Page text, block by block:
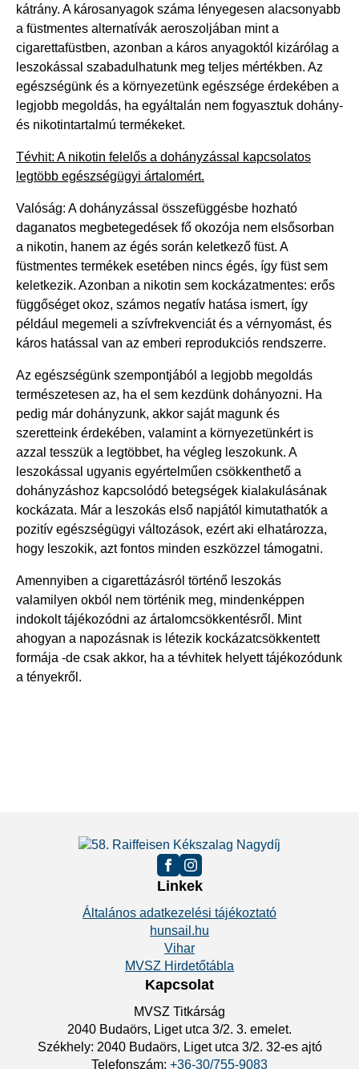
kátrány. A károsanyagok száma lényegesen alacsonyabb
a füstmentes alternatívák aeroszoljában mint a
cigarettafüstben, azonban a káros anyagoktól kizárólag a
leszokással szabadulhatunk meg teljes mértékben. Az
egészségünk és a környezetünk egészsége érdekében a
legjobb megoldás, ha egyáltalán nem fogyasztuk dohány-
és nikotintartalmú termékeket.
Tévhit: A nikotin felelős a dohányzással kapcsolatos
legtöbb egészségügyi ártalomért.
Valóság: A dohányzással összefüggésbe hozható
daganatos megbetegedések fő okozója nem elsősorban
a nikotin, hanem az égés során keletkező füst. A
füstmentes termékek esetében nincs égés, így füst sem
keletkezik. Azonban a nikotin sem kockázatmentes: erős
függőséget okoz, számos negatív hatása ismert, így
például megemeli a szívfrekvenciát és a vérnyomást, és
káros hatással van az emberi reprodukciós rendszerre.
Az egészségünk szempontjából a legjobb megoldás
természetesen az, ha el sem kezdünk dohányozni. Ha
pedig már dohányzunk, akkor saját magunk és
szeretteink érdekében, valamint a környezetünkért is
azzal tesszük a legtöbbet, ha végleg leszokunk. A
leszokással ugyanis egyértelműen csökkenthető a
dohányzáshoz kapcsolódó betegségek kialakulásának
kockázata. Már a leszokás első napjától kimutathatók a
pozitív egészségügyi változások, ezért aki elhatározza,
hogy leszokik, azt fontos minden eszközzel támogatni.
Amennyiben a cigarettázásról történő leszokás
valamilyen okból nem történik meg, mindenképpen
indokolt tájékozódni az ártalomcsökkentésről. Mint
ahogyan a napozásnak is létezik kockázatcsökkentett
formája -de csak akkor, ha a tévhitek helyett tájékozódunk
a tényekről.
Linkek
Általános adatkezelési tájékoztató
hunsail.hu
Vihar
MVSZ Hirdetőtábla
Kapcsolat
MVSZ Titkárság
2040 Budaörs, Liget utca 3/2. 3. emelet.
Székhely: 2040 Budaörs, Liget utca 3/2. 32-es ajtó
Telefonszám: +36-30/755-9083